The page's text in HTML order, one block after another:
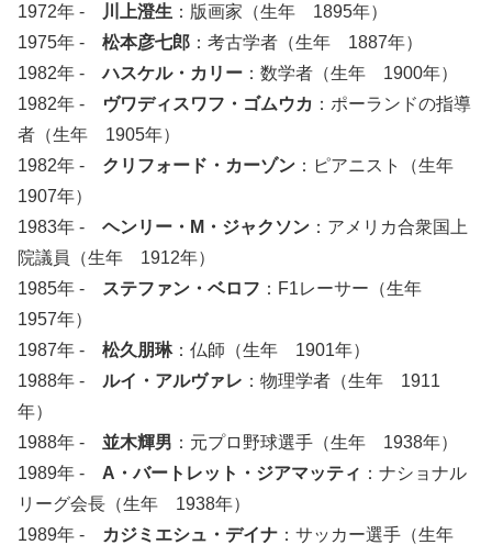
1972年 -
川上澄生 ：版画家（生年 1895年）
1975年 - 松本彦七郎 ：考古学者（生年 1887年）
1982年 -ハスケル・カリー ：数学者（生年 1900年）
1982年 -
ヴワディスワフ・ゴムウカ ：ポーランドの指導
者（生年 1905年）
1982年 - クリフォード・カーゾン ：ピアニスト（生年
1907年）
1983年 - ヘンリー・M・ジャクソン ：アメリカ合衆国上
院議員（生年 1912年）
1985年 -
ステファン・ベロフ ：F1レーサー（生年
1957年）
1987年 - 松久朋琳：仏師（生年 1901年）
1988年 - ルイ・アルヴァレ ：物理学者（生年 1911
年）
1988年 - 並木輝男 ：元プロ野球選手（生年 1938年）
1989年 - A・バートレット・ジアマッティ ：ナショナル
リーグ会長（生年 1938年）
1989年 -
カジミエシュ・デイナ ：サッカー選手（生年